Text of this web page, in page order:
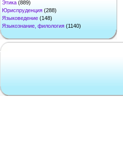
Этика (889)
Юриспруденция (288)
Языковедение (148)
Языкознание, филология (1140)